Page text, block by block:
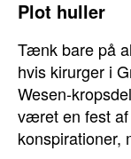
Plot huller
Tænk bare på
hvis kirurger i
Wesen-
været en fest af
konspirationer,